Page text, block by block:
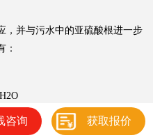
并与污水中的亚硫酸根进一步
：
造成脱氨膜工艺中脱氨膜的堵
但是由于膜丝内外渗透压的存在
咨询 获取报价